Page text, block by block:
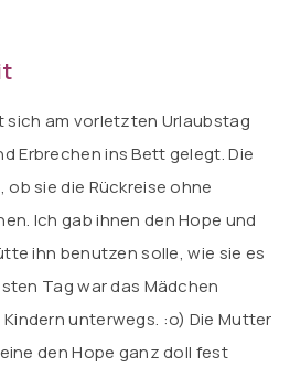
sich am vorletzten Urlaubstag
Erbrechen ins Bett gelegt. Die
sie die Rückreise ohne
Ich gab ihnen den Hope und
ihn benutzen solle, wie sie es
Tag war das Mädchen
unterwegs. :o) Die Mutter
den Hope ganz doll fest